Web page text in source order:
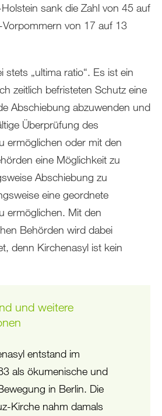
sank die Zahl von 45 auf
von 17 auf 13
stets „ultima ratio“. Es ist ein
zeitlich befristeten Schutz eine
Abschiebung abzuwenden und
Überprüfung des
ermöglichen oder mit den
eine Möglichkeit zu
Abschiebung zu
eine geordnete
ermöglichen. Mit den
Behörden wird dabei
denn Kirchenasyl ist kein
und weitere
entstand im
als ökumenische und
in Berlin. Die
Kirche nahm damals